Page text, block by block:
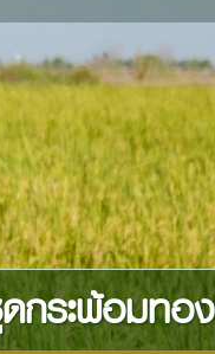
ระพ้อมทอง